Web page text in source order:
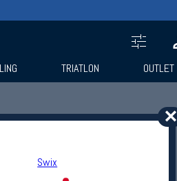
✕
Swix
TRIATLON OUTLET